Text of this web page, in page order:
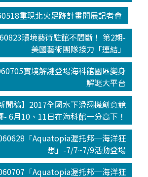
重現北火足跡計畫開展記者會
環境藝術駐館不間斷！ 第2期-
美國藝術團隊接力「連結」
實境解謎登場海科館園區變身
解謎大平台
聞稿】2017全國水下滑翔機創意競
- 6月10、11日在海科館一分高下！
「Aquatopia渥托邦─海洋狂
想」-7/7~7/9活動登場
「Aquatopia渥托邦─海洋狂